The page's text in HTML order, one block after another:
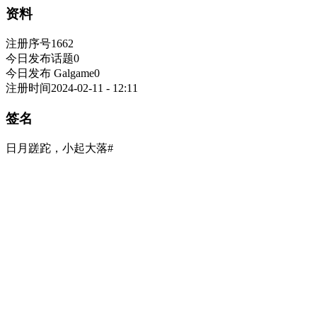
资料
注册序号1662
今日发布话题0
今日发布 Galgame0
注册时间2024-02-11 - 12:11
签名
日月蹉跎，小起大落#